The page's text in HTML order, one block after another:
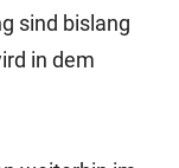
sind bislang
in dem